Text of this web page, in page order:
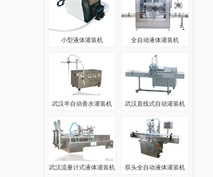
小型液体灌装机 全自动液体灌装机
武汉半自动香水灌装机 武汉直线式自动灌装机
武汉流量计式液体灌装机 双头全自动液体灌装机